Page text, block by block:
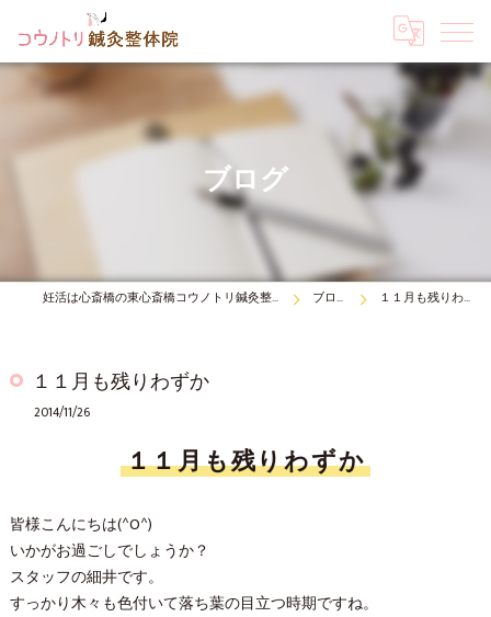
ブログ
妊活は心斎橋の東心斎橋コウノトリ鍼灸整体院 ブログ １１月も残りわずか
１１月も残りわずか
2014/11/26
１１月も残りわずか
皆様こんにちは(^O^)
いかがお過ごしでしょうか？
スタッフの細井です。
すっかり木々も色付いて落ち葉の目立つ時期ですね。